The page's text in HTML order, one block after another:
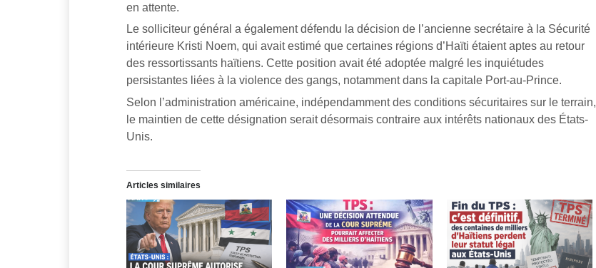
en attente.
Le solliciteur général a également défendu la décision de l’ancienne secrétaire à la Sécurité
intérieure Kristi Noem, qui avait estimé que certaines régions d’Haïti étaient aptes au retour
des ressortissants haïtiens. Cette position avait été adoptée malgré les inquiétudes
persistantes liées à la violence des gangs, notamment dans la capitale Port-au-Prince.
Selon l’administration américaine, indépendamment des conditions sécuritaires sur le terrain,
le maintien de cette désignation serait désormais contraire aux intérêts nationaux des États-
Unis.
Articles similaires